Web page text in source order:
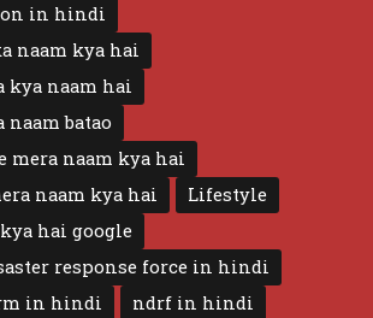
in hindi
naam kya hai
kya naam hai
naam batao
mera naam kya hai
naam kya hai
Lifestyle
hai google
response force in hindi
in hindi
ndrf in hindi